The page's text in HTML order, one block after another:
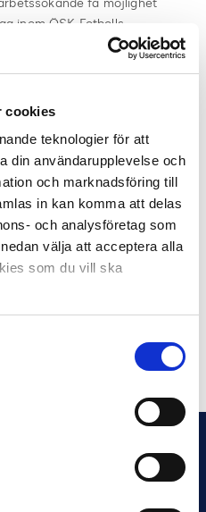
cookies
teknologier för att
din användarupplevelse och
och marknadsföring till
in kan komma att delas
och analysföretag som
välja att acceptera alla
som du vill ska
få möjlighet
inom ÖSK Fotbolls
i första hand att verka som
med ÖSK Fotboll och
Konceptet är framtaget
för nuvarande står långt
dem erfarenhet och
till arbetslivet igen,
Dela på Twitter